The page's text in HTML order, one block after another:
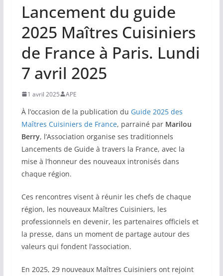
Lancement du guide
2025 Maîtres Cuisiniers
de France à Paris. Lundi
7 avril 2025
1 avril 2025 APE
À l’occasion de la publication du Guide 2025 des
Maîtres Cuisiniers de France, parrainé par Marilou
Berry, l’Association organise ses traditionnels
Lancements de Guide à travers la France, avec la
mise à l’honneur des nouveaux intronisés dans
chaque région.
Ces rencontres visent à réunir les chefs de chaque
région, les nouveaux Maîtres Cuisiniers, les
professionnels en devenir, les partenaires officiels et
la presse, dans un moment de partage autour des
valeurs qui fondent l’association.
En 2025, 29 nouveaux Maîtres Cuisiniers ont rejoint